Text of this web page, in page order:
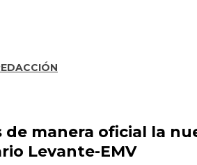
de manera oficial la
Levante-EMV